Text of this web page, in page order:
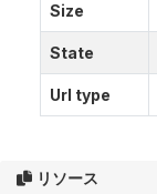
リソース
Size
State
Url type